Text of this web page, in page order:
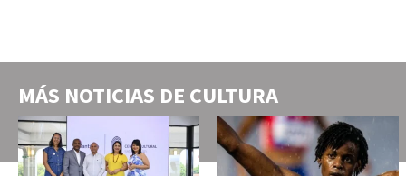
MÁS NOTICIAS DE CULTURA